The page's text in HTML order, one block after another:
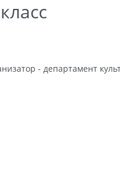
- департамент